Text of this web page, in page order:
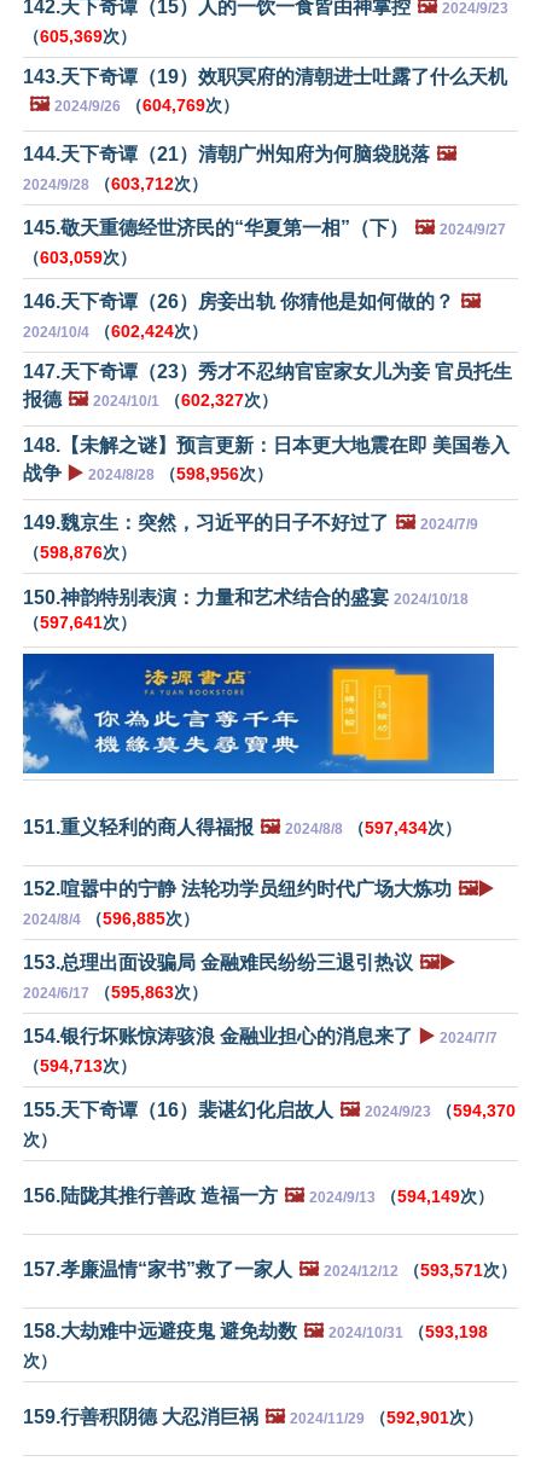
142.天下奇谭（15）人的一饮一食皆由神掌控 🖼️ 2024/9/23
（605,369次）
143.天下奇谭（19）效职冥府的清朝进士吐露了什么天机
🖼️ 2024/9/26 （604,769次）
144.天下奇谭（21）清朝广州知府为何脑袋脱落 🖼️
2024/9/28 （603,712次）
145.敬天重德经世济民的“华夏第一相”（下） 🖼️ 2024/9/27
（603,059次）
146.天下奇谭（26）房妾出轨 你猜他是如何做的？ 🖼️
2024/10/4 （602,424次）
147.天下奇谭（23）秀才不忍纳官宦家女儿为妾 官员托生
报德 🖼️ 2024/10/1 （602,327次）
148.【未解之谜】预言更新：日本更大地震在即 美国卷入
战争 ▶️ 2024/8/28 （598,956次）
149.魏京生：突然，习近平的日子不好过了 🖼️ 2024/7/9
（598,876次）
150.神韵特别表演：力量和艺术结合的盛宴 2024/10/18
（597,641次）
151.重义轻利的商人得福报 🖼️ 2024/8/8 （597,434次）
152.喧嚣中的宁静 法轮功学员纽约时代广场大炼功 🖼️▶️
2024/8/4 （596,885次）
153.总理出面设骗局 金融难民纷纷三退引热议 🖼️▶️
2024/6/17 （595,863次）
154.银行坏账惊涛骇浪 金融业担心的消息来了 ▶️ 2024/7/7
（594,713次）
155.天下奇谭（16）裴谌幻化启故人 🖼️ 2024/9/23 （594,370
次）
156.陆陇其推行善政 造福一方 🖼️ 2024/9/13 （594,149次）
157.孝廉温情“家书”救了一家人 🖼️ 2024/12/12 （593,571次）
158.大劫难中远避疫鬼 避免劫数 🖼️ 2024/10/31 （593,198
次）
159.行善积阴德 大忍消巨祸 🖼️ 2024/11/29 （592,901次）